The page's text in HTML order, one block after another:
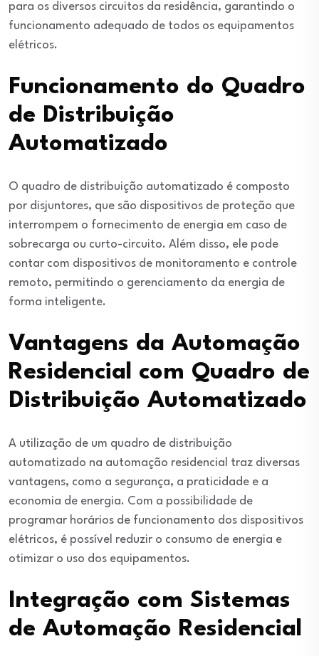
para os diversos circuitos da residência, garantindo o
funcionamento adequado de todos os equipamentos
elétricos.
Funcionamento do Quadro
de Distribuição
Automatizado
O quadro de distribuição automatizado é composto
por disjuntores, que são dispositivos de proteção que
interrompem o fornecimento de energia em caso de
sobrecarga ou curto-circuito. Além disso, ele pode
contar com dispositivos de monitoramento e controle
remoto, permitindo o gerenciamento da energia de
forma inteligente.
Vantagens da Automação
Residencial com Quadro de
Distribuição Automatizado
A utilização de um quadro de distribuição
automatizado na automação residencial traz diversas
vantagens, como a segurança, a praticidade e a
economia de energia. Com a possibilidade de
programar horários de funcionamento dos dispositivos
elétricos, é possível reduzir o consumo de energia e
otimizar o uso dos equipamentos.
Integração com Sistemas
de Automação Residencial